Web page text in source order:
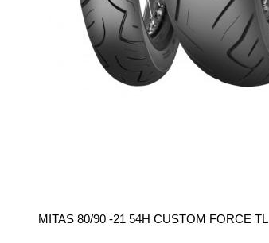
MITAS 80/90 -21 54H CUSTOM FORCE TL